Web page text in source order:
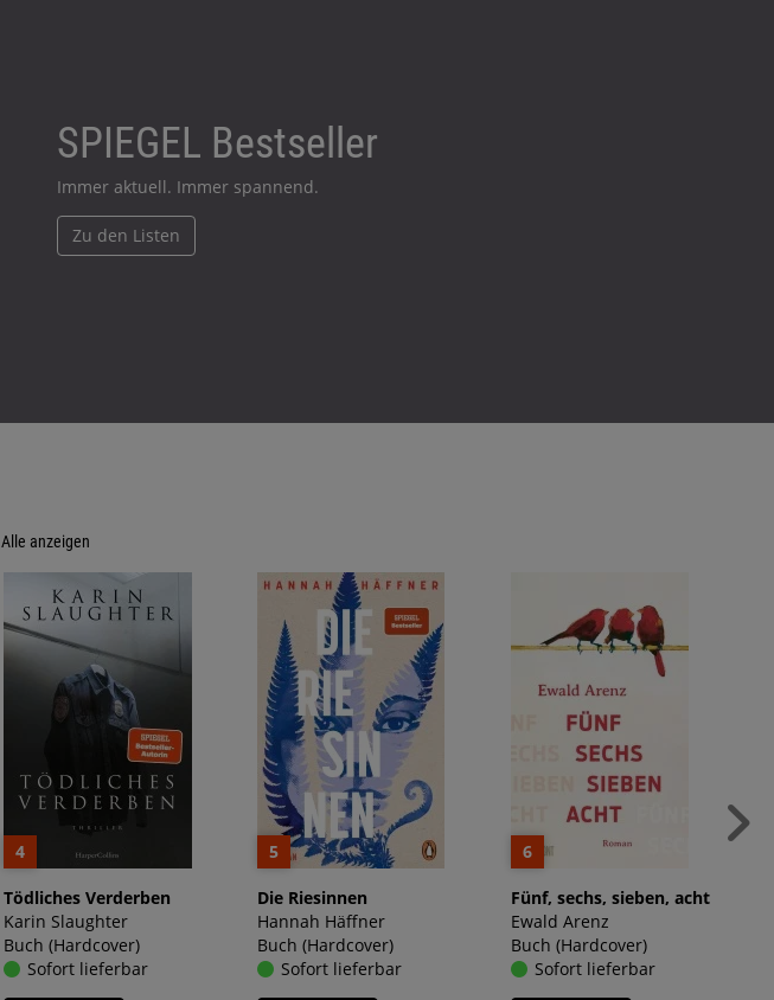
SPIEGEL Bestseller
Immer aktuell. Immer spannend.
Zu den Listen
Alle anzeigen
4
Tödliches Verderben
Karin Slaughter
Buch (Hardcover)
Sofort lieferbar
5
Die Riesinnen
Hannah Häffner
Buch (Hardcover)
Sofort lieferbar
6
Fünf, sechs, sieben, acht
Ewald Arenz
Buch (Hardcover)
Sofort lieferbar